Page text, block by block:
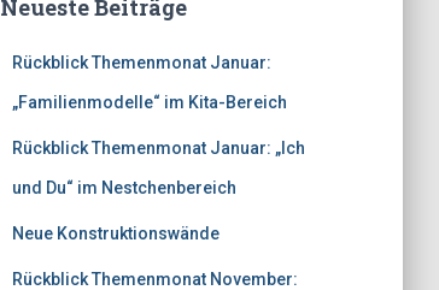
n
Neueste Beiträge
Rückblick Themenmonat Januar:
„Familienmodelle“ im Kita-Bereich
Rückblick Themenmonat Januar: „Ich
und Du“ im Nestchenbereich
Neue Konstruktionswände
Rückblick Themenmonat November: